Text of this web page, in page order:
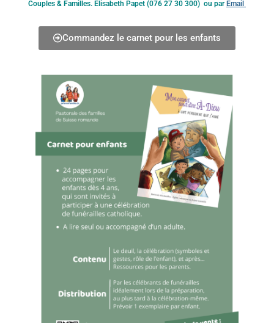
Couples & Familles. Elisabeth Papet (076 27 30 300) ou par Email
Commandez le carnet pour les enfants